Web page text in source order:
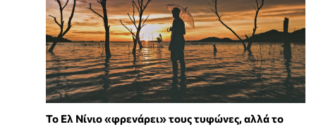
Το Ελ Νίνιο «φρενάρει» τους τυφώνες, αλλά το